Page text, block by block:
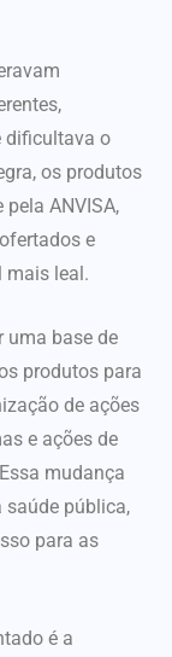
dificultava o
os produtos
ANVISA,
e
mais leal.
uma base de
produtos para
de ações
e ações de
mudança
saúde pública,
para as
é a